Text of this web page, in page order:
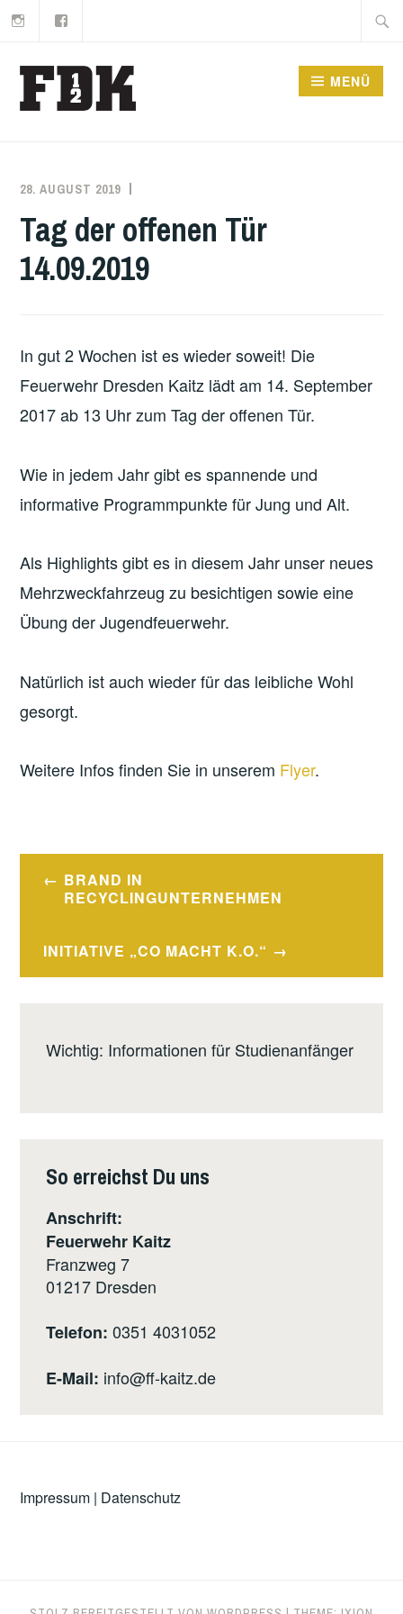
Zum
springen
Suche
MENÜ
28. AUGUST 2019
Tag der offenen Tür
14.09.2019
In gut 2 Wochen ist es wieder soweit! Die
Feuerwehr Dresden Kaitz lädt am 14. September
2017 ab 13 Uhr zum Tag der offenen Tür.
Wie in jedem Jahr gibt es spannende und
informative Programmpunkte für Jung und Alt.
Als Highlights gibt es in diesem Jahr unser neues
Mehrzweckfahrzeug zu besichtigen sowie eine
Übung der Jugendfeuerwehr.
Natürlich ist auch wieder für das leibliche Wohl
gesorgt.
Weitere Infos finden Sie in unserem Flyer.
Beitragsnavigation
BRAND IN
RECYCLINGUNTERNEHMEN
INITIATIVE „CO MACHT K.O.“
Wichtig: Informationen für Studienanfänger
So erreichst Du uns
Anschrift:
Feuerwehr Kaitz
Franzweg 7
01217 Dresden
Telefon:0351 4031052
E-Mail: info@ff-kaitz.de
Impressum | Datenschutz